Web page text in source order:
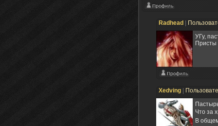
Radhead
УГу,
Присты
Xedving
Что за
В